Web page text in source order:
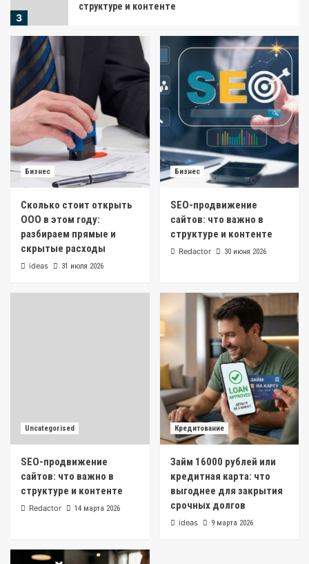
3
структуре и контенте
4
Займ 16000 рублей или кредитная карта: что
выгоднее для закрытия срочных долгов
5
Кредитование
Быстрый займ на карту без справок и
поручителей
Бизнес
Сколько стоит открыть ООО в этом году:
разбираем прямые и скрытые расходы
SEO-продвижение сайтов: что важно в
SEO-продвижение сайтов: что важно в
структуре и контенте
4
Кредитование
выгоднее для закрытия срочных долгов
5
Кредитование
Быстрый займ на карту без справок и
Бизнес
Сколько стоит открыть
ООО в этом году:
разбираем прямые и
скрытые расходы
ideas 31 июля 2026
Бизнес
SEO-продвижение
сайтов: что важно в
структуре и контенте
Redactor 30 июня 2026
Uncategorised
SEO-продвижение
сайтов: что важно в
структуре и контенте
Redactor 14 марта 2026
Кредитование
Займ 16000 рублей или
кредитная карта: что
выгоднее для закрытия
срочных долгов
ideas 9 марта 2026